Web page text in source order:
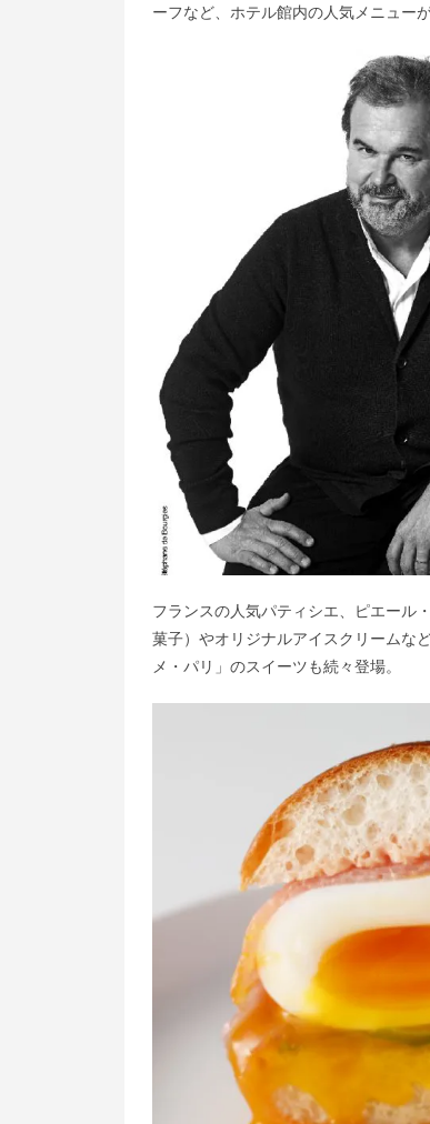
ーフなど、ホテル館内の人気メニューが
フランスの人気パティシエ、ピエール
菓子）やオリジナルアイスクリームな
メ・パリ」のスイーツも続々登場。